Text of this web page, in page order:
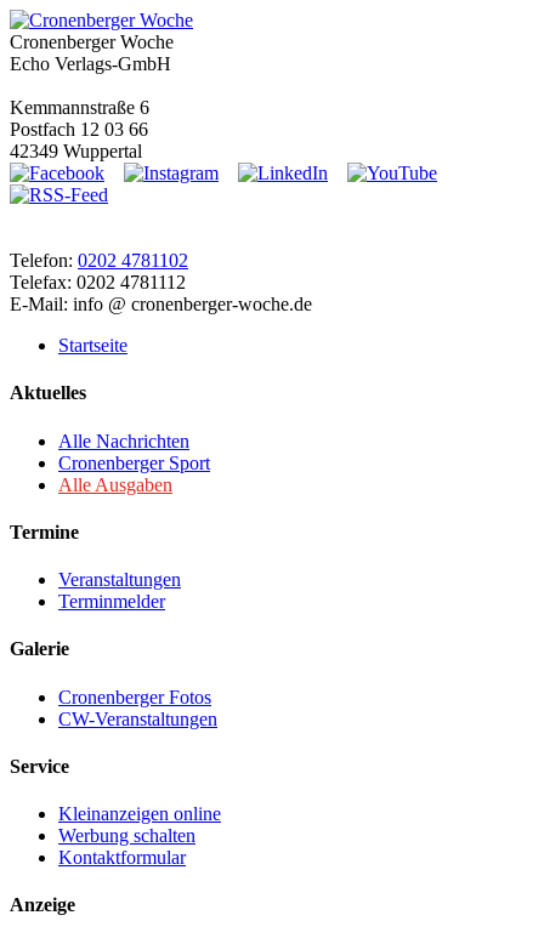
Cronenberger Woche
Echo Verlags-GmbH
Kemmannstraße 6
Postfach 12 03 66
42349 Wuppertal
Telefon: 0202 4781102
Telefax: 0202 4781112
E-Mail: info @ cronenberger-woche.de
Startseite
Aktuelles
Alle Nachrichten
Cronenberger Sport
Alle Ausgaben
Termine
Veranstaltungen
Terminmelder
Galerie
Cronenberger Fotos
CW-Veranstaltungen
Service
Kleinanzeigen online
Werbung schalten
Kontaktformular
Anzeige